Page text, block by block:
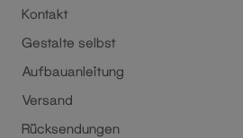
Kontakt
Gestalte selbst
Aufbauanleitung
Versand
Rücksendungen